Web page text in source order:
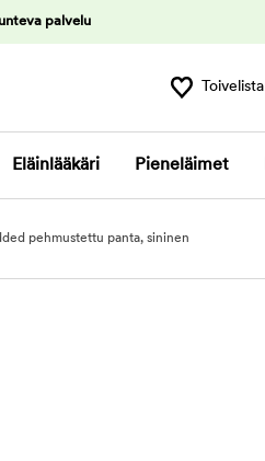
palvelu
Toivelista
Eläinlääkäri Pieneläimet
pehmustettu panta, sininen